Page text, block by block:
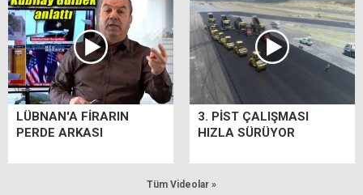
LÜBNAN'A FİRARIN
PERDE ARKASI
3. PİST ÇALIŞMASI
HIZLA SÜRÜYOR
Tüm Videolar »